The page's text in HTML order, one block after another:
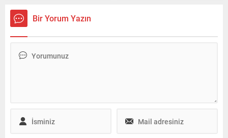
Altaylı, adliye girişinde basın
mensuplarının sorularını
Bir Yorum Yazın